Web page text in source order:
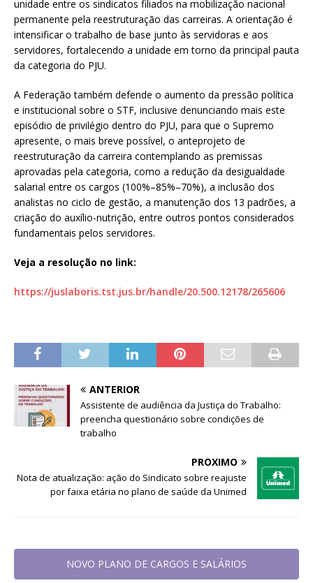
unidade entre os sindicatos filiados na mobilização nacional
permanente pela reestruturação das carreiras. A orientação é
intensificar o trabalho de base junto às servidoras e aos
servidores, fortalecendo a unidade em torno da principal pauta
da categoria do PJU.
A Federação também defende o aumento da pressão política
e institucional sobre o STF, inclusive denunciando mais este
episódio de privilégio dentro do PJU, para que o Supremo
apresente, o mais breve possível, o anteprojeto de
reestruturação da carreira contemplando as premissas
aprovadas pela categoria, como a redução da desigualdade
salarial entre os cargos (100%–85%–70%), a inclusão dos
analistas no ciclo de gestão, a manutenção dos 13 padrões, a
criação do auxílio-nutrição, entre outros pontos considerados
fundamentais pelos servidores.
Veja a resolução no link:
https://juslaboris.tst.jus.br/handle/20.500.12178/265606
ANTERIOR
Assistente de audiência da Justiça do Trabalho:
preencha questionário sobre condições de
trabalho
PRÓXIMO
Nota de atualização: ação do Sindicato sobre reajuste
por faixa etária no plano de saúde da Unimed
NOVO PLANO DE CARGOS E SALÁRIOS